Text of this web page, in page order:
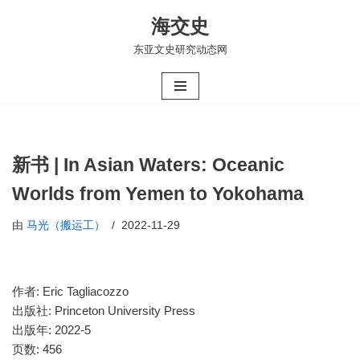
海交史
东亚文史研究动态网
新书 | In Asian Waters: Oceanic
Worlds from Yemen to Yokohama
由 马光（搬运工） 2022-11-29
作者: Eric Tagliacozzo
出版社: Princeton University Press
出版年: 2022-5
页数: 456